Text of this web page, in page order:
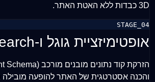
3D כבדות ללא האטת האתר.
STAGE_04
אופטימיזציית גוגל ו-AI Search
והכנה אסטרטגית של האתר להופעה מובילה